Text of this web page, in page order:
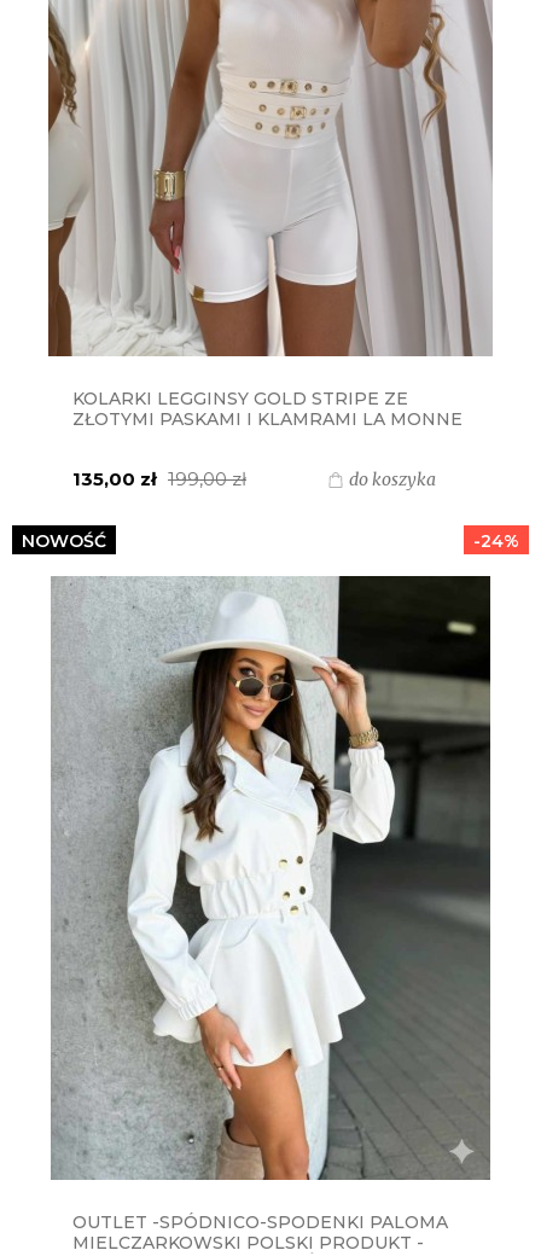
KOLARKI LEGGINSY GOLD STRIPE ZE
ZŁOTYMI PASKAMI I KLAMRAMI LA MONNE
135,00 zł 199,00 zł do koszyka
OUTLET -SPÓDNICO-SPODENKI PALOMA
MIELCZARKOWSKI POLSKI PRODUKT -
-24%
NOWOŚĆ